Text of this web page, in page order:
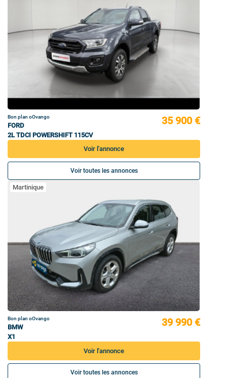
Bon plan oOvango
FORD
2L TDCI POWERSHIFT 115CV
35 900 €
Voir l'annonce
Voir toutes les annonces
Martinique
Bon plan oOvango
BMW
X1
39 990 €
Voir l'annonce
Voir toutes les annonces